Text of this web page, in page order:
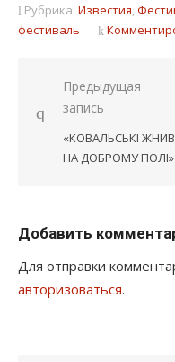
Рубрика: Известия,
фестиваль
Навигация
по
записям
Предыдущая
запись
«КОВАЛЬСЬКІ
НА ДОБРОМУ ПОЛІ»
Добавить
Для отправки
авторизоваться.